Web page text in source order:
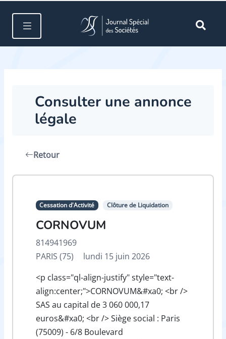
Consulter une annonce
légale
Retour
Cessation d'Activité Clôture de Liquidation
CORNOVUM
814941969
PARIS (75)
lundi 15 juin 2026
<p class="ql-align-justify" style="text-
align:center;">CORNOVUM&#xa0; <br />
SAS au capital de 3 060 000,17
euros&#xa0; <br /> Siège social : Paris
(75009) - 6/8 Boulevard